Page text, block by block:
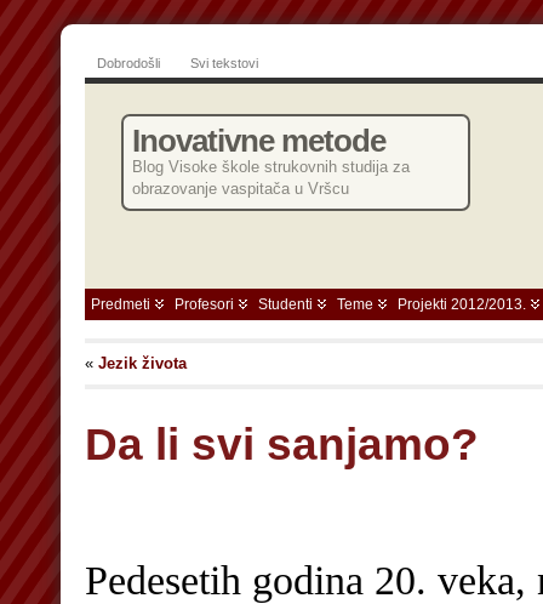
Dobrodošli Svi tekstovi
Inovativne metode
Blog Visoke škole strukovnih studija za
obrazovanje vaspitača u Vršcu
Predmeti Profesori Studenti Teme Projekti 2012/2013.
« Jezik života
Da li svi sanjamo?
Pedesetih godina 20. veka,